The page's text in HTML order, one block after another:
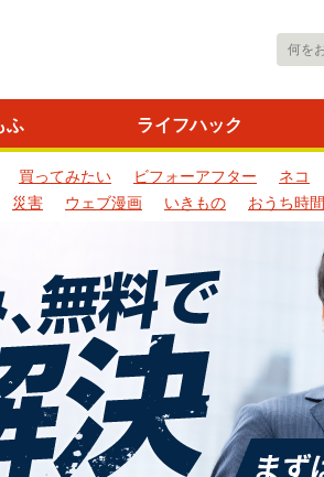
ふ ライフハック
買ってみたい ビフォーアフター ネコ
災害 ウェブ漫画 いきもの おうち時間